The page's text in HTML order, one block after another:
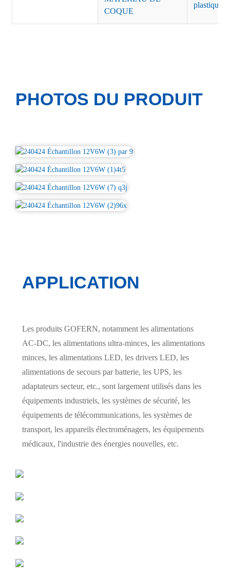
COQUE
plastique
PHOTOS DU PRODUIT
APPLICATION
Les produits GOFERN, notamment les alimentations
AC-DC, les alimentations ultra-minces, les alimentations
minces, les alimentations LED, les drivers LED, les
alimentations de secours par batterie, les UPS, les
adaptateurs secteur, etc., sont largement utilisés dans les
équipements industriels, les systèmes de sécurité, les
équipements de télécommunications, les systèmes de
transport, les appareils électroménagers, les équipements
médicaux, l'industrie des énergies nouvelles, etc.